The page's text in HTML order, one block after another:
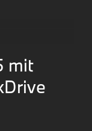
mit